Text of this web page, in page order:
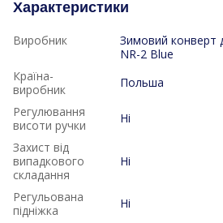
Характеристики
Виробник
Зимовий конверт
NR-2 Blue
Країна-
виробник
Польша
Регулювання
висоти ручки
Ні
Захист від
випадкового
складання
Ні
Регульована
підніжка
Ні